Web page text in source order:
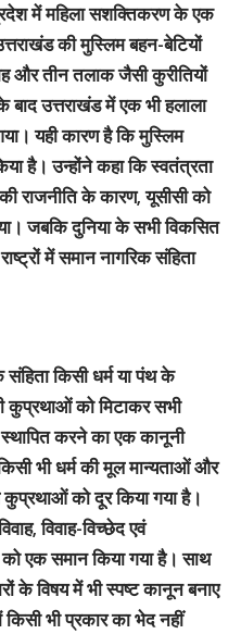
में महिला सशक्तिकरण के एक
की मुस्लिम बहन-बेटियों
और तीन तलाक जैसी कुरीतियों
बाद उत्तराखंड में एक भी हलाला
यही कारण है कि मुस्लिम
है। उन्होंने कहा कि स्वतंत्रता
राजनीति के कारण, यूसीसी को
जबकि दुनिया के सभी विकसित
में समान नागरिक संहिता
किसी धर्म या पंथ के
कुप्रथाओं को मिटाकर सभी
स्थापित करने का एक कानूनी
भी धर्म की मूल मान्यताओं और
को दूर किया गया है।
विवाह-विच्छेद एवं
को एक समान किया गया है। साथ
के विषय में भी स्पष्ट कानून बनाए
भी प्रकार का भेद नहीं